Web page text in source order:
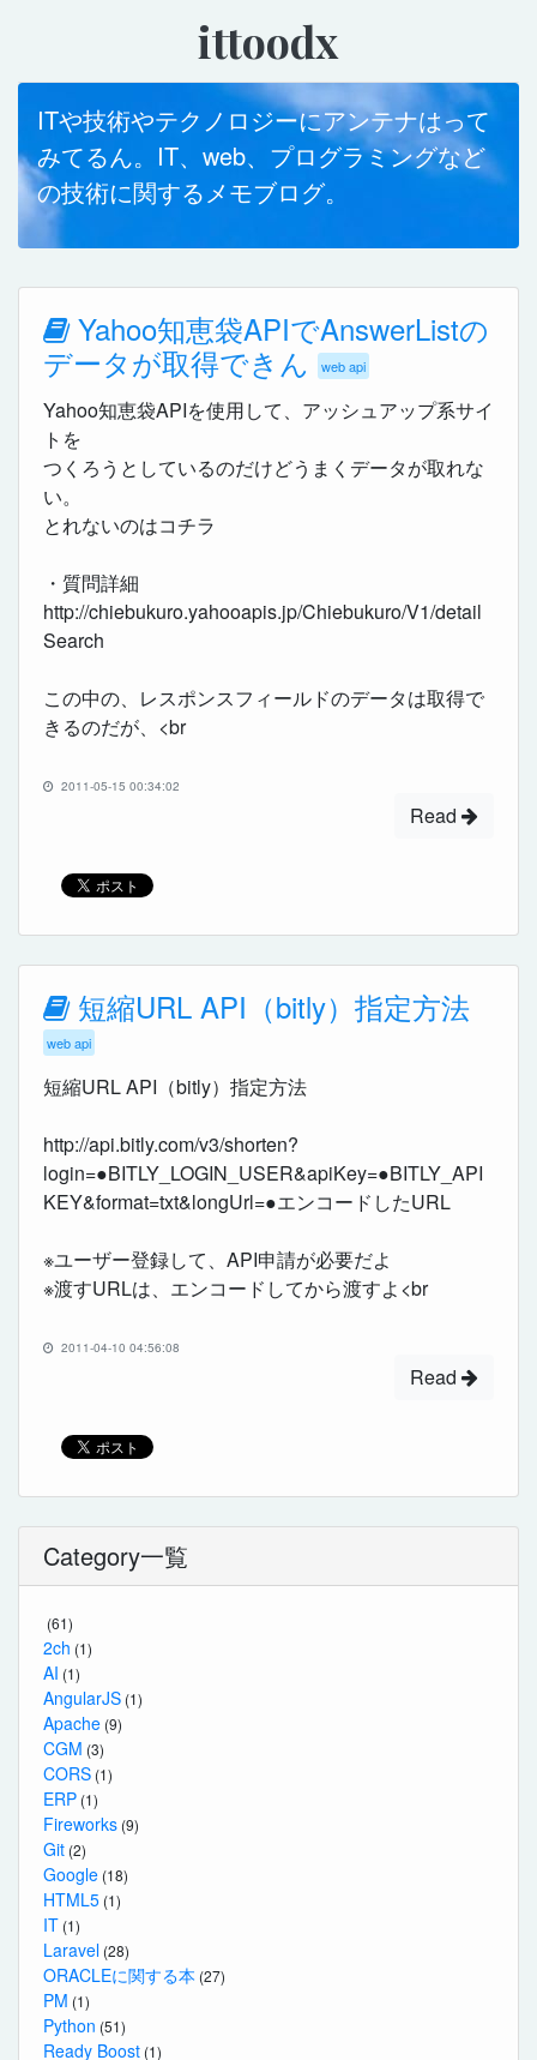
ittoodx
ITや技術やテクノロジーにアンテナはって
みてるん。IT、web、プログラミングなど
の技術に関するメモブログ。
Yahoo知恵袋APIでAnswerListの
データが取得できん
web api
Yahoo知恵袋APIを使用して、アッシュアップ系サイ
トを
つくろうとしているのだけどうまくデータが取れな
い。
とれないのはコチラ
・質問詳細
http://chiebukuro.yahooapis.jp/Chiebukuro/V1/detail
Search
この中の、レスポンスフィールドのデータは取得で
きるのだが、<br
2011-05-15 00:34:02
Read
短縮URL API（bitly）指定方法
web api
短縮URL API（bitly）指定方法
http://api.bitly.com/v3/shorten?
login=●BITLY_LOGIN_USER&apiKey=●BITLY_API
KEY&format=txt&longUrl=●エンコードしたURL
※ユーザー登録して、API申請が必要だよ
※渡すURLは、エンコードしてから渡すよ<br
2011-04-10 04:56:08
Read
Category一覧
(61)
2ch (1)
AI (1)
AngularJS (1)
Apache (9)
CGM (3)
CORS (1)
ERP (1)
Fireworks (9)
Git (2)
Google (18)
HTML5 (1)
IT (1)
Laravel (28)
ORACLEに関する本 (27)
PM (1)
Python (51)
Ready Boost (1)